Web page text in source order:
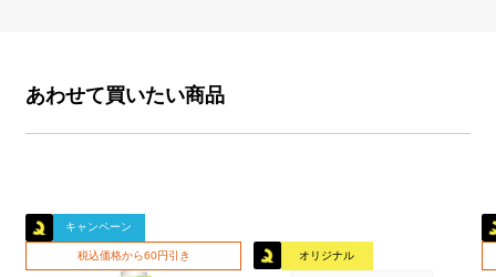
あわせて買いたい商品
キャンペーン
税込価格から60円引き オリジナル